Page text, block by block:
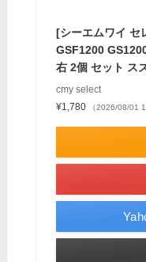
[シーエムワイ セ
GSF1200
右 2個 セット ス
cmy select
¥1,780
（2026/08/01